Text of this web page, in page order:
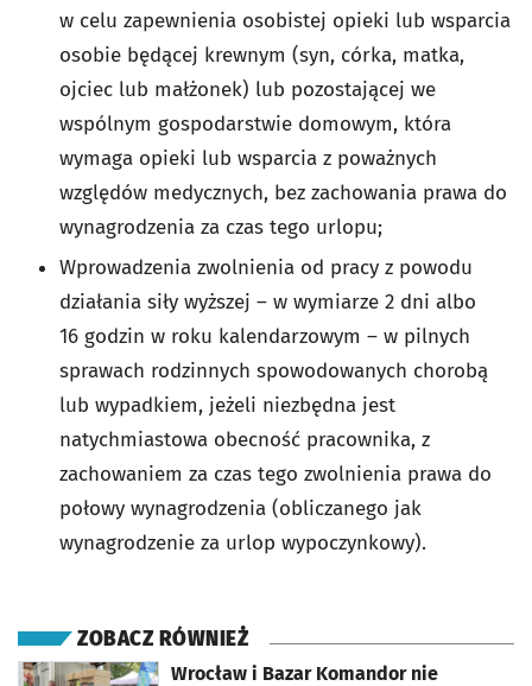
w celu zapewnienia osobistej opieki lub wsparcia
osobie będącej krewnym (syn, córka, matka,
ojciec lub małżonek) lub pozostającej we
wspólnym gospodarstwie domowym, która
wymaga opieki lub wsparcia z poważnych
względów medycznych, bez zachowania prawa do
wynagrodzenia za czas tego urlopu;
Wprowadzenia zwolnienia od pracy z powodu
działania siły wyższej – w wymiarze 2 dni albo
16 godzin w roku kalendarzowym – w pilnych
sprawach rodzinnych spowodowanych chorobą
lub wypadkiem, jeżeli niezbędna jest
natychmiastowa obecność pracownika, z
zachowaniem za czas tego zwolnienia prawa do
połowy wynagrodzenia (obliczanego jak
wynagrodzenie za urlop wypoczynkowy).
ZOBACZ RÓWNIEŻ
Wrocław i Bazar Komandor nie
otworzy się w nowej karcie